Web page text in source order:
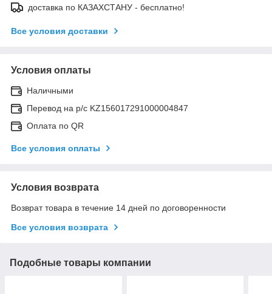
доставка по КАЗАХСТАНУ - бесплатно!
Все условия доставки
Условия оплаты
Наличными
Перевод на р/с KZ156017291000004847
Оплата по QR
Все условия оплаты
Условия возврата
Возврат товара в течение 14 дней по договоренности
Все условия возврата
Подобные товары компании